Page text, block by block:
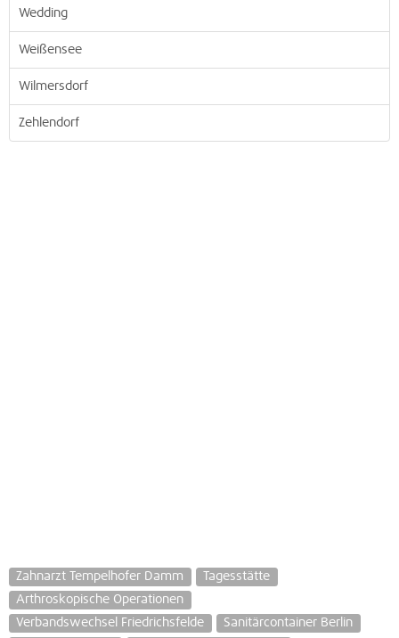
Wedding
Weißensee
Wilmersdorf
Zehlendorf
Zahnarzt Tempelhofer Damm
Tagesstätte
Arthroskopische Operationen
Verbandswechsel Friedrichsfelde
Sanitärcontainer Berlin